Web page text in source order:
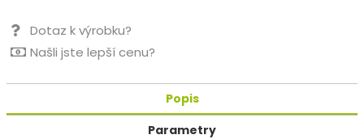
Dotaz k výrobku?
Našli jste lepší cenu?
Popis
Parametry